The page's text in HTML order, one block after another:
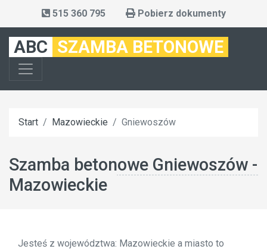
515 360 795 Pobierz dokumenty
ABC SZAMBA BETONOWE
Start Mazowieckie Gniewoszów
Szamba betonowe Gniewoszów -
Mazowieckie
Jesteś z województwa: Mazowieckie a miasto to